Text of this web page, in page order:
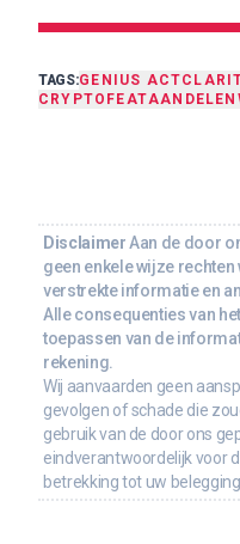
TAGS:GENIUS ACT
CRYPTO FEATAANDELEN
Disclaimer Aan de door
geen enkele wijze
verstrekte informatie en
Alle consequenties van
toepassen van de
rekening.
Wij aanvaarden geen
gevolgen of schade die
gebruik van de door ons
eindverantwoordelijk voor
betrekking tot uw